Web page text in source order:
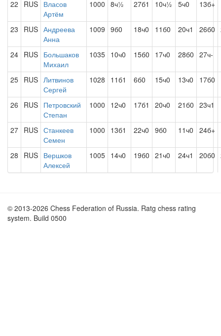
22 RUS Власов
Артём
1000 8ч½ 27б1 10ч½ 5ч0 13б+
23 RUS Андреева
Анна
1009 9б0 18ч0 11б0 20ч1 26б0
24 RUS Большаков
Михаил
1035 10ч0 15б0 17ч0 28б0 27ч-
25 RUS Литвинов
Сергей
1028 11б1 6б0 15ч0 13ч0 17б0
26 RUS Петровский
Степан
1000 12ч0 17б1 20ч0 21б0 23ч1
27 RUS Станкеев
Семен
1000 13б1 22ч0 9б0 11ч0 24б+
28 RUS Вершков
Алексей
1005 14ч0 19б0 21ч0 24ч1 20б0
© 2013-2026 Chess Federation of Russia. Ratg chess rating
system. Build 0500